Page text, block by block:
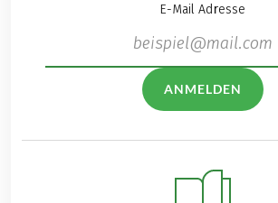
E-Mail Adresse
ANMELDEN